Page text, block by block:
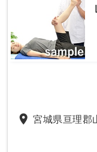
place 宮城県亘理郡